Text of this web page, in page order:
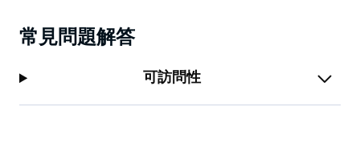
常見問題解答
可訪問性